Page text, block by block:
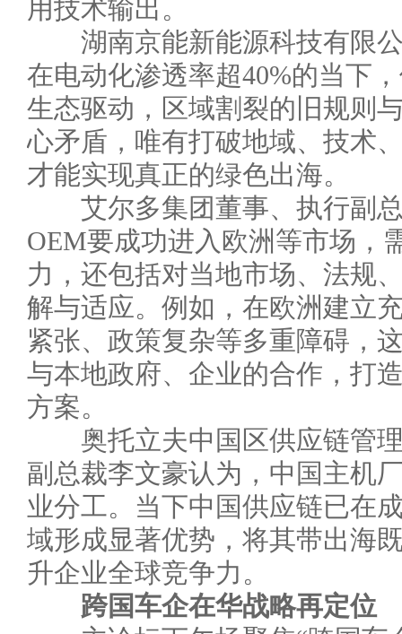
用技术输出。
湖南京能新能源科技有限公
在电动化渗透率超40%的当下
生态驱动，区域割裂的旧规则
心矛盾，唯有打破地域、技术
才能实现真正的绿色出海。
艾尔多集团董事、执行副总
OEM要成功进入欧洲等市场，
力，还包括对当地市场、法规
解与适应。例如，在欧洲建立
紧张、政策复杂等多重障碍，
与本地政府、企业的合作，打
方案。
奥托立夫中国区供应链管理
副总裁李文豪认为，中国主机
业分工。当下中国供应链已在
域形成显著优势，将其带出海
升企业全球竞争力。
跨国车企在华战略再定位